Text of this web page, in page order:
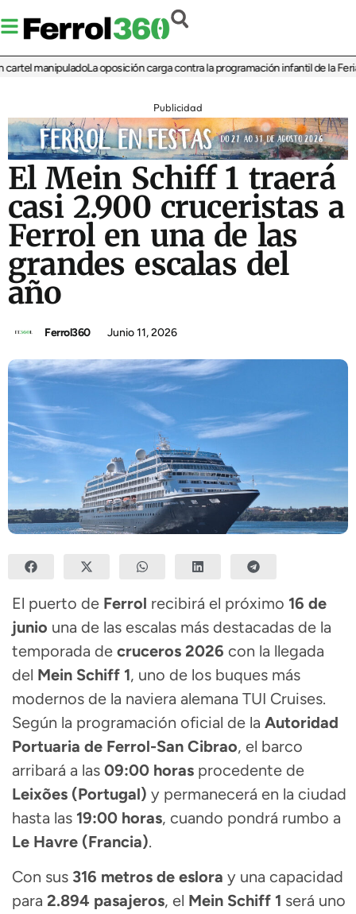
manipuladoLa oposición carga contra la programación infantil de la Feria
Publicidad
El Mein Schiff 1 traerá
casi 2.900 cruceristas a
Ferrol en una de las
grandes escalas del
año
Ferrol360 Junio 11, 2026
El puerto de Ferrol recibirá el próximo 16 de
junio una de las escalas más destacadas de la
temporada de cruceros 2026 con la llegada
del Mein Schiff 1, uno de los buques más
modernos de la naviera alemana TUI Cruises.
Según la programación oficial de la Autoridad
Portuaria de Ferrol-San Cibrao, el barco
arribará a las 09:00 horas procedente de
Leixões (Portugal) y permanecerá en la ciudad
hasta las 19:00 horas, cuando pondrá rumbo a
Le Havre (Francia).
Con sus 316 metros de eslora y una capacidad
para 2.894 pasajeros, el Mein Schiff 1 será uno